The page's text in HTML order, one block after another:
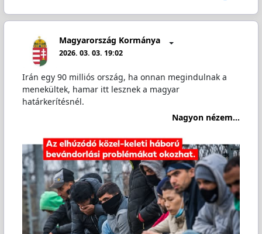
Magyarország Kormánya
2026. 03. 03. 19:02
Irán egy 90 milliós ország, ha onnan megindulnak a
menekültek, hamar itt lesznek a magyar
határkerítésnél.
Nagyon nézem...